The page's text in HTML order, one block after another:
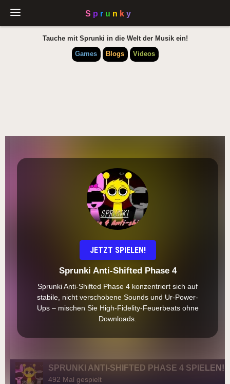
Tauche mit Sprunki in die Welt der Musik ein!
Games
Blogs Videos
JETZT SPIELEN!
Sprunki Anti-Shifted Phase 4
Sprunki Anti-Shifted Phase 4 konzentriert sich auf
stabile, nicht verschobene Sounds und Ur-Power-
Ups – mischen Sie High-Fidelity-Feuerbeats ohne
Downloads.
SPRUNKI ANTI-SHIFTED PHASE 4 SPIELEN!
492 Mal gespielt